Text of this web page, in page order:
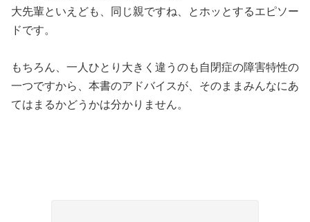
大先輩といえども、同じ親ですね、とホッとするエピソー
ドです。
もちろん、一人ひとり大きく違うのも自閉症の障害特性の
一つですから、本書のアドバイスが、そのままみんなにあ
てはまるかどうかは分かりません。